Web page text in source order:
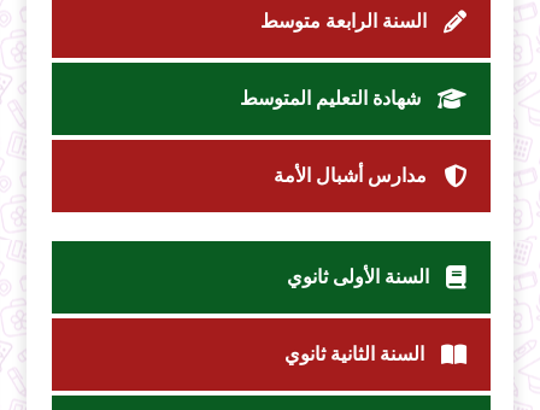
السنة الرابعة متوسط
شهادة التعليم المتوسط
مدارس أشبال الأمة
السنة الأولى ثانوي
السنة الثانية ثانوي